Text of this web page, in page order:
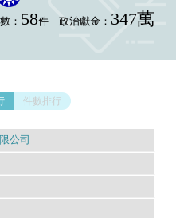
： 58件 政治獻金： 347萬
件數排行
公司